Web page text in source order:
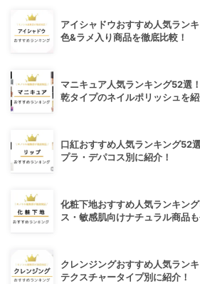
アイシャドウおすすめ人気ラン
色&ラメ入り商品を徹底比較！
マニキュア人気ランキング52選
乾タイプのネイルポリッシュを紹
口紅おすすめ人気ランキング52
プラ・デパコス別に紹介！
化粧下地おすすめ人気ランキン
ス・敏感肌向けナチュラル商品も
クレンジングおすすめ人気ラン
テクスチャータイプ別に紹介！